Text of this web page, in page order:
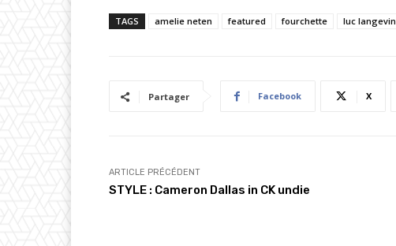
r
…
TAGS amelie neten featured fourchette luc langevin
Partager Facebook X
ARTICLE PRÉCÉDENT
STYLE : Cameron Dallas in CK undie